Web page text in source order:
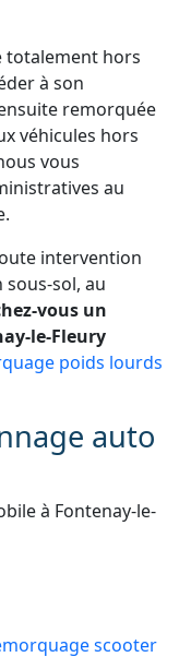
totalement hors
à son
remorquée
véhicules hors
vous
au
intervention
sol, au
vous un
le-Fleury
poids lourds
auto
à Fontenay-le-
scooter